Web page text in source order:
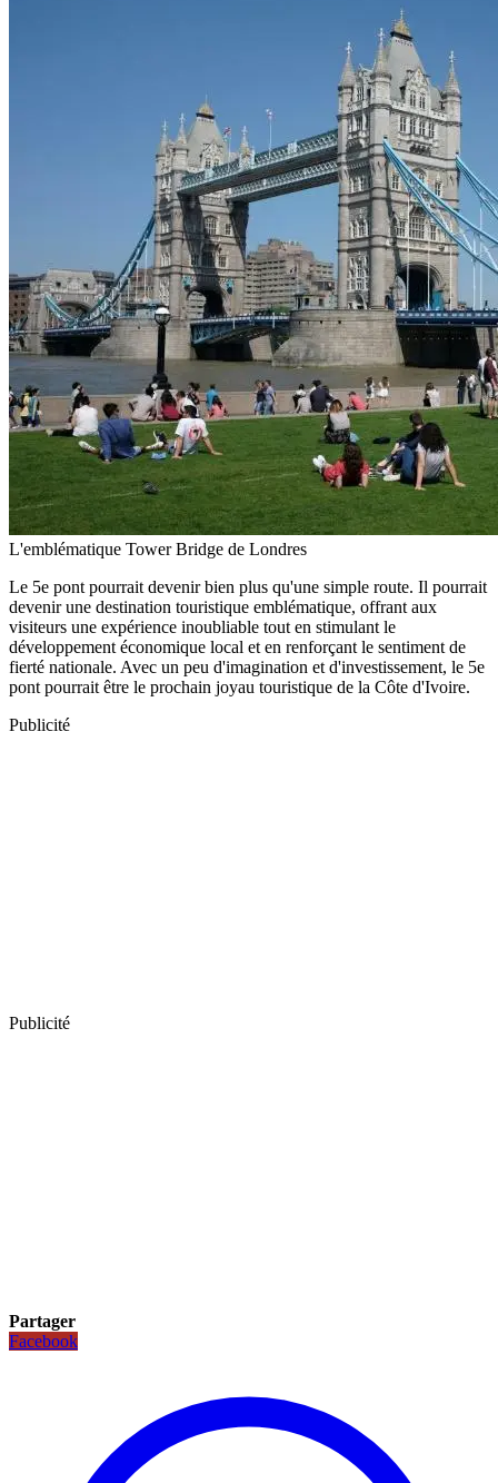
L'emblématique Tower Bridge de Londres
Le 5e pont pourrait devenir bien plus qu'une simple route. Il pourrait
devenir une destination touristique emblématique, offrant aux
visiteurs une expérience inoubliable tout en stimulant le
développement économique local et en renforçant le sentiment de
fierté nationale. Avec un peu d'imagination et d'investissement, le 5e
pont pourrait être le prochain joyau touristique de la Côte d'Ivoire.
Publicité
Publicité
Partager
Facebook